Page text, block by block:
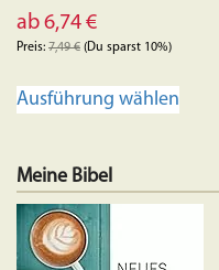
ab 6,74 €
Preis: 7,49€ (Du sparst 10%)
Ausführung wählen
Meine Bibel